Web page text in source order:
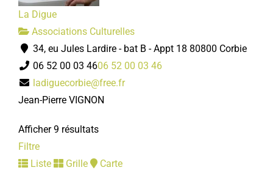
La Digue
Associations Culturelles
34, eu Jules Lardire - bat B - Appt 18 80800 Corbie
06 52 00 03 4606 52 00 03 46
ladiguecorbie@free.fr
Jean-Pierre VIGNON
Afficher 9 résultats
Filtre
Liste
Grille Carte